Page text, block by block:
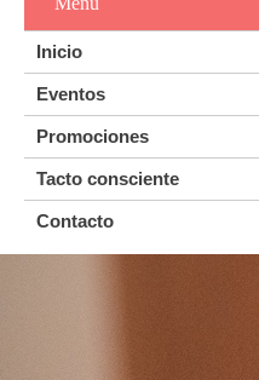
Inicio
Eventos
Promociones
Tacto consciente
Contacto